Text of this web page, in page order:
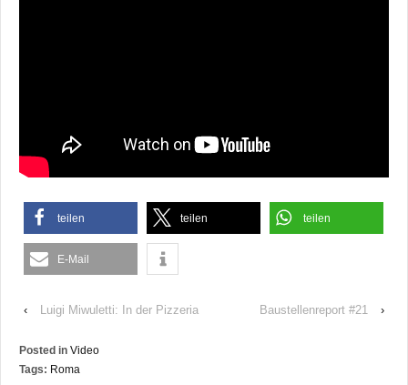
teilen teilen teilen
E-Mail
‹ Luigi Miwuletti: In der Pizzeria Baustellenreport #21 ›
Posted in Video
Tags: Roma